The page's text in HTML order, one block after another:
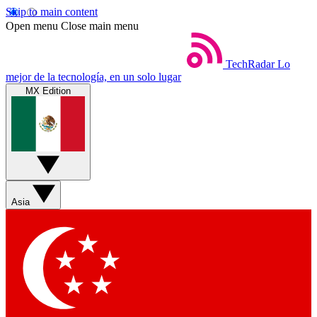
Skip to main content
Open menu Close main menu
TechRadar Lo
mejor de la tecnología, en un solo lugar
MX Edition
Asia